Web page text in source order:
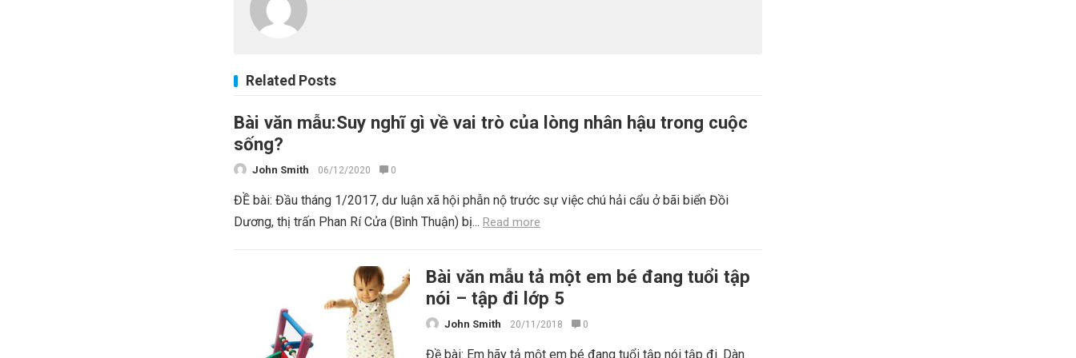
Related Posts
Bài văn mẫu:Suy nghĩ gì về vai trò của lòng nhân hậu trong cuộc
sống?
John Smith 06/12/2020 0
ĐỀ bài: Đầu tháng 1/2017, dư luận xã hội phẫn nộ trước sự việc chú hải cẩu ở bãi biển Đồi
Dương, thị trấn Phan Rí Cửa (Bình Thuận) bị... Read more
Bài văn mẫu tả một em bé đang tuổi tập
nói – tập đi lớp 5
John Smith 20/11/2018 0
Đề bài: Em hãy tả một em bé đang tuổi tập nói tập đi. Dàn